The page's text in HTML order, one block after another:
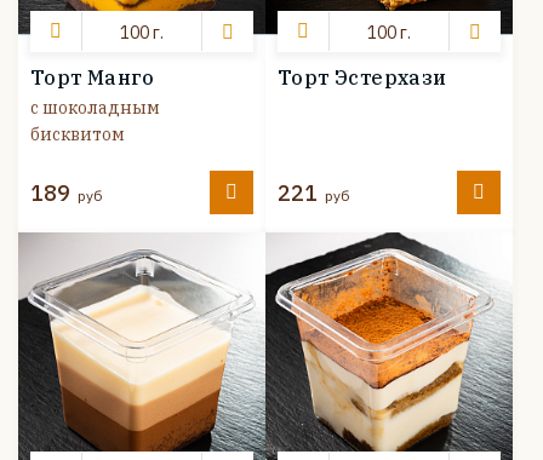
100 г.
Торт Манго
с шоколадным
бисквитом
189 руб
100 г.
Торт Эстерхази
221 руб